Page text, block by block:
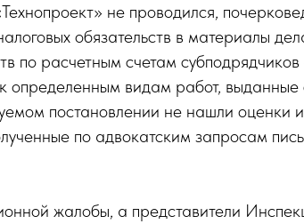
не проводился,
обязательств в материалы
по расчетным счетам субподрядчиков
определенным видам работ,
постановлении не нашли оценки
по адвокатским запросам
жалобы, а представители